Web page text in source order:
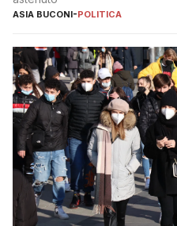
ASIA BUCONI-POLITICA